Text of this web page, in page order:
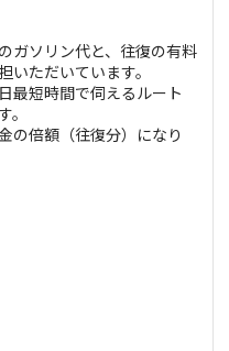
ガソリン代と、往復の有料
ただいています。
最短時間で伺えるルート
の倍額（往復分）になり